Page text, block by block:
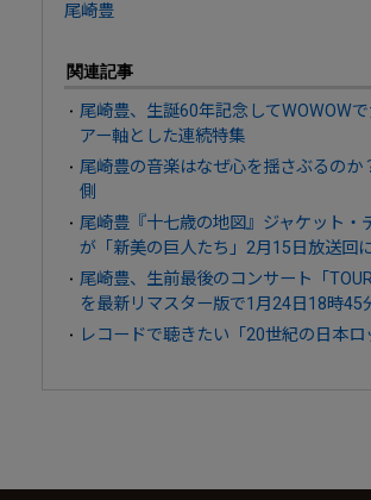
尾崎豊
関連記事
尾崎豊、生誕60年記念してWOWOW
アー軸とした連続特集
尾崎豊の音楽はなぜ心を揺さぶるの
側
尾崎豊『十七歳の地図』ジャケット・
が「新美の巨人たち」2月15日放送回
尾崎豊、生前最後のコンサート「
を最新リマスター版で1月24日18時45
レコードで聴きたい「20世紀の日本